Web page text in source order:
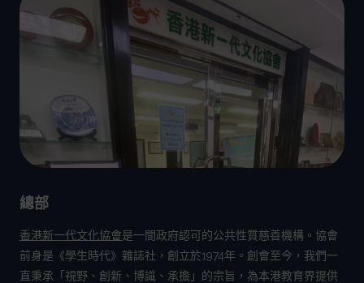
總部
香港新一代文化協會是一間政府認可的公共性質慈善機構。協會
前身是《學生時代》雜誌社，創立於1974年。創會至今，我們一
直秉承「視野、創新、博識、承擔」的宗旨，為本港教育界提供